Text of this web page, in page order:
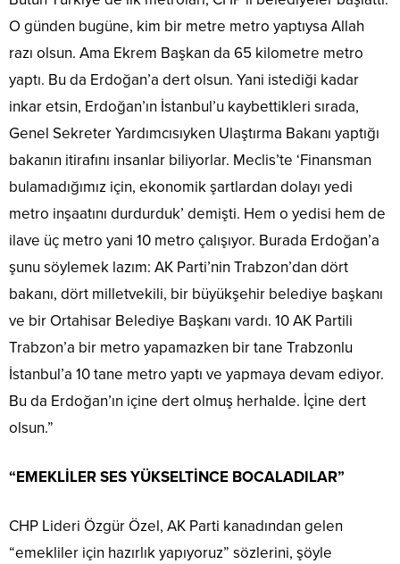
O günden bugüne, kim bir metre metro yaptıysa Allah
razı olsun. Ama Ekrem Başkan da 65 kilometre metro
yaptı. Bu da Erdoğan’a dert olsun. Yani istediği kadar
inkar etsin, Erdoğan’ın İstanbul’u kaybettikleri sırada,
Genel Sekreter Yardımcısıyken Ulaştırma Bakanı yaptığı
bakanın itirafını insanlar biliyorlar. Meclis’te ‘Finansman
bulamadığımız için, ekonomik şartlardan dolayı yedi
metro inşaatını durdurduk’ demişti. Hem o yedisi hem de
ilave üç metro yani 10 metro çalışıyor. Burada Erdoğan’a
şunu söylemek lazım: AK Parti’nin Trabzon’dan dört
bakanı, dört milletvekili, bir büyükşehir belediye başkanı
ve bir Ortahisar Belediye Başkanı vardı. 10 AK Partili
Trabzon’a bir metro yapamazken bir tane Trabzonlu
İstanbul’a 10 tane metro yaptı ve yapmaya devam ediyor.
Bu da Erdoğan’ın içine dert olmuş herhalde. İçine dert
olsun.”
“EMEKLİLER SES YÜKSELTİNCE BOCALADILAR”
CHP Lideri Özgür Özel, AK Parti kanadından gelen
“emekliler için hazırlık yapıyoruz” sözlerini, şöyle